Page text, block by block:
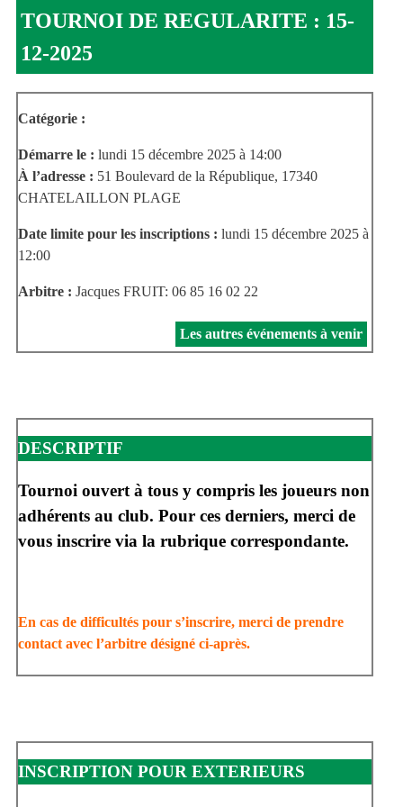
TOURNOI DE REGULARITE : 15-
12-2025
Catégorie :
Démarre le : lundi 15 décembre 2025 à 14:00
À l’adresse : 51 Boulevard de la République, 17340
CHATELAILLON PLAGE
Date limite pour les inscriptions : lundi 15 décembre 2025 à
12:00
Arbitre : Jacques FRUIT: 06 85 16 02 22
Les autres événements à venir
DESCRIPTIF
Tournoi ouvert à tous y compris les joueurs non
adhérents au club. Pour ces derniers, merci de
vous inscrire via la rubrique correspondante.
En cas de difficultés pour s’inscrire, merci de prendre
contact avec l’arbitre désigné ci-après.
INSCRIPTION POUR EXTERIEURS